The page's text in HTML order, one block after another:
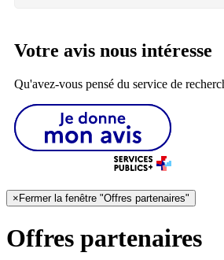
Votre avis nous intéresse
Qu'avez-vous pensé du service de
× Fermer la fenêtre "Offres partenaires"
Offres partenaires